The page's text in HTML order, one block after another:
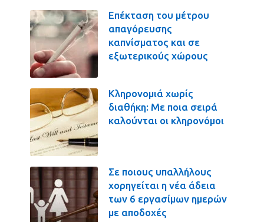
Επέκταση του μέτρου
απαγόρευσης
καπνίσματος και σε
εξωτερικούς χώρους
Κληρονομιά χωρίς
διαθήκη: Με ποια σειρά
καλούνται οι κληρονόμοι
Σε ποιους υπαλλήλους
χορηγείται η νέα άδεια
των 6 εργασίμων ημερών
με αποδοχές